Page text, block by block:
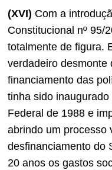
(XVI) Com a
Constitucional nº 95/
totalmente de figura.
verdadeiro desmonte
financiamento das
tinha sido
Federal de 1988 e
abrindo um processo
desfinanciamento do
20 anos os gastos